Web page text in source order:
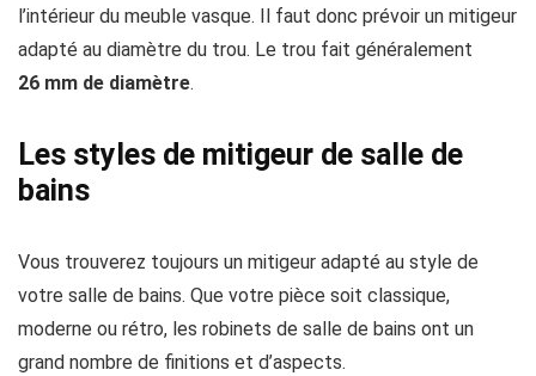
l’intérieur du meuble vasque. Il faut donc prévoir un mitigeur
adapté au diamètre du trou. Le trou fait généralement
26 mm de diamètre.
Les styles de mitigeur de salle de
bains
Vous trouverez toujours un mitigeur adapté au style de
votre salle de bains. Que votre pièce soit classique,
moderne ou rétro, les robinets de salle de bains ont un
grand nombre de finitions et d’aspects.